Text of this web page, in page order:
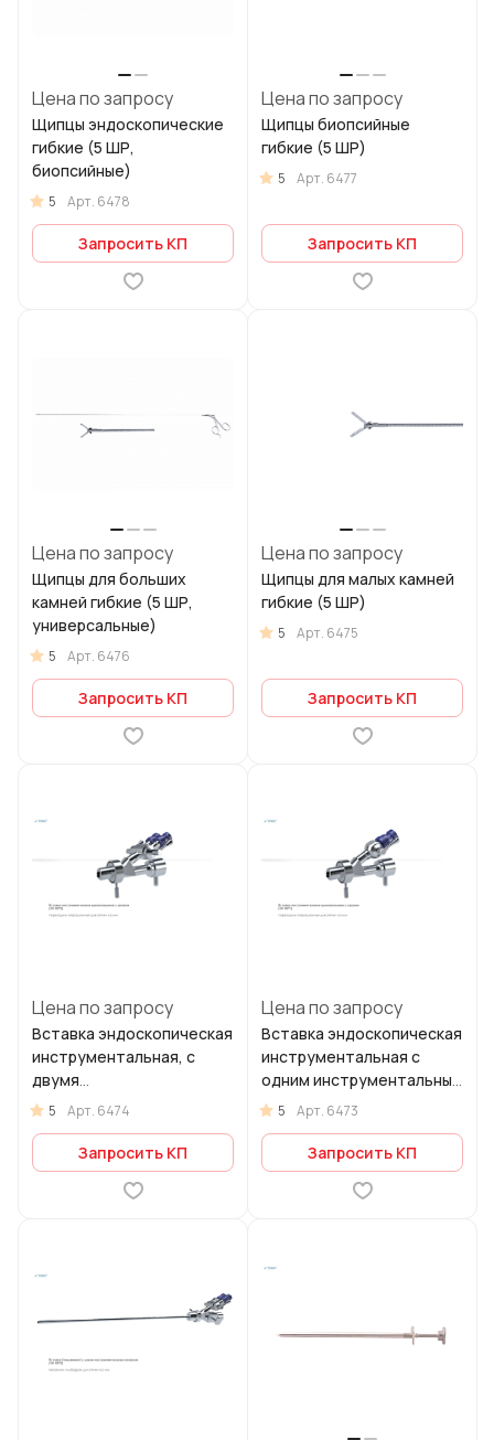
Цена по запросу
Щипцы эндоскопические
гибкие (5 ШР,
биопсийные)
5 Арт. 6478
Запросить КП
Цена по запросу
Щипцы биопсийные
гибкие (5 ШР)
5 Арт. 6477
Запросить КП
Цена по запросу
Щипцы для больших
камней гибкие (5 ШР,
универсальные)
5 Арт. 6476
Запросить КП
Цена по запросу
Щипцы для малых камней
гибкие (5 ШР)
5 Арт. 6475
Запросить КП
Цена по запросу
Вставка эндоскопическая
инструментальная, с
двумя
инструментальными
каналами, с краном
5 Арт. 6474
Запросить КП
Цена по запросу
Вставка эндоскопическая
инструментальная с
одним инструментальным
каналом, с краном
5 Арт. 6473
Запросить КП